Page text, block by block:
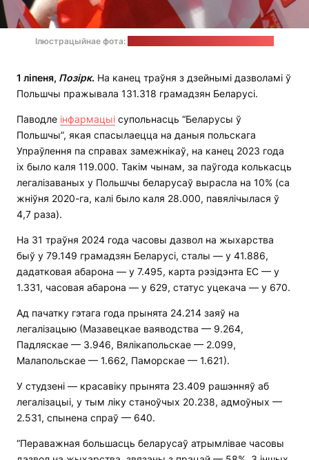
Ілюстрацыйнае фота:
1 ліпеня, Позірк. На канец траўня з дзейнымі дазволамі ў
Польшчы пражывала 131.318 грамадзян Беларусі.
Паводле інфармацыі супольнасць “Беларусы ў
Польшчы”, якая спасылаецца на даныя польскага
Упраўлення па справах замежнікаў, на канец 2023 года
іх было каля 119.000. Такім чынам, за паўгода колькасць
легалізаваных у Польшчы беларусаў вырасла на 10% (са
жніўня 2020-га, калі было каля 28.000, павялічылася ў
4,7 раза).
На 31 траўня 2024 года часовы дазвол на жыхарства
быў у 79.149 грамадзян Беларусі, сталы — у 41.886,
дадатковая абарона — у 7.495, карта рэзідэнта ЕС — у
1.331, часовая абарона — у 629, статус уцекача — у 670.
Ад пачатку гэтага года прынята 24.214 заяў на
легалізацыю (Мазавецкае ваяводства — 9.264,
Падляскае — 3.946, Вялікапольскае — 2.099,
Малапольскае — 1.662, Паморскае — 1.621).
У студзені — красавіку прынята 23.409 рашэнняў аб
легалізацыі, у тым ліку станоўчых 20.238, адмоўных —
2.531, спынена спраў — 640.
“Пераважная большасць беларусаў атрымлівае часовы